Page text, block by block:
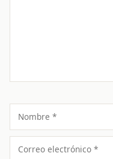
Nombre
Correo